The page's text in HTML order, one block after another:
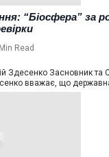
“Біосфера” за
Read
Здесенко Засновник та
вважає, що